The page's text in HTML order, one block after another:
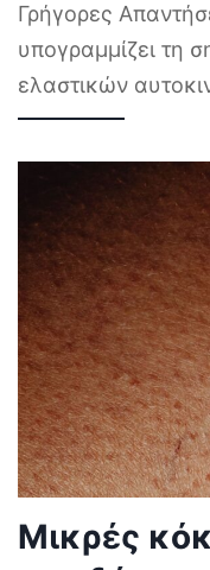
Γρήγορες
υπογραμμίζει τη
ελαστικών
Μικρές